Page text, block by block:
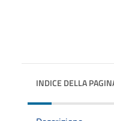
INDICE DELLA